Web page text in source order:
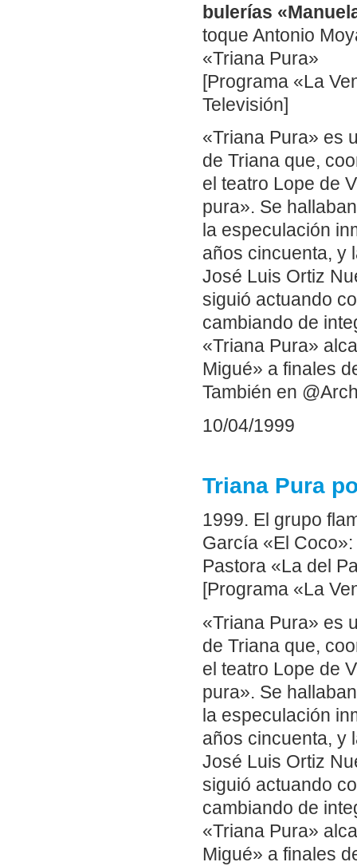
bulerías
toque Antonio
«Triana Pura»
[Programa «La
Televisión]
«Triana Pura» es
de Triana que,
el teatro Lope de
pura». Se
la especulación
años cincuenta, y
José Luis Ortiz
siguió actuando
cambiando de
«Triana Pura»
Migué» a finales
También en
10/04/1999
Triana Pura
1999. El grupo
García «El
Pastora «La del
[Programa «La
«Triana Pura» es
de Triana que,
el teatro Lope de
pura». Se
la especulación
años cincuenta, y
José Luis Ortiz
siguió actuando
cambiando de
«Triana Pura»
Migué» a finales